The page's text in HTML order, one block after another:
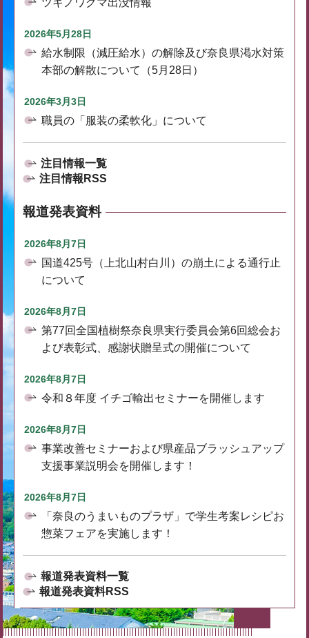
ツキノワグマ出没情報
2026年5月28日
給水制限（減圧給水）の解除及び奈良県渇水対策
本部の解散について（5月28日）
2026年3月3日
職員の「服装の柔軟化」について
注目情報一覧
注目情報RSS
報道発表資料
2026年8月7日
国道425号（上北山村白川）の崩土による通行止
について
2026年8月7日
第77回全国植樹祭奈良県実行委員会第6回総会お
よび表彰式、感謝状贈呈式の開催について
2026年8月7日
令和８年度 イチゴ輸出セミナーを開催します
2026年8月7日
事業改善セミナーおよび県産品ブラッシュアップ
支援事業説明会を開催します！
2026年8月7日
「奈良のうまいものプラザ」で学生考案レシピお
惣菜フェアを実施します！
報道発表資料一覧
報道発表資料RSS